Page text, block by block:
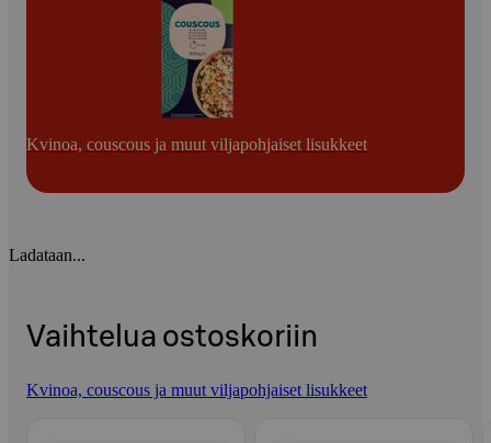
Kvinoa, couscous ja muut viljapohjaiset lisukkeet
Ladataan...
Vaihtelua ostoskoriin
Kvinoa, couscous ja muut viljapohjaiset lisukkeet